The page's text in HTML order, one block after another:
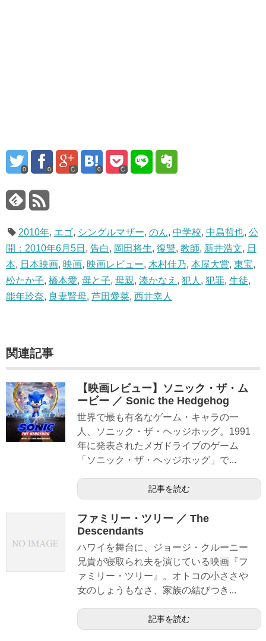
0 0 0
2010年, エゴ, シングルマザー, のん, 中学校, 中島哲也, 公
開：2010年6月5日 , 告白, 岡田将生, 復讐, 教師, 新井浩文, 日
本, 日本映画, 映画, 映画レビュー, 木村佳乃, 本屋大賞, 東宝,
松たか子, 橋本愛, 母と子, 母親, 湊かなえ , 犯人 , 犯罪, 生徒,
能年玲奈, 良妻賢母, 芦田愛菜, 西井幸人
関連記事
【映画レビュー】ソニック・ザ・ム
ービー ／ Sonic the Hedgehog
世界で最も有名なゲーム・キャラの一
人、ソニック・ザ・ヘッジホッグ。1991
年に発表されたメガドライブのゲーム
「ソニック・ザ・ヘッジホッグ」で...
記事を読む
ファミリー・ツリー ／ The
Descendants
ハワイを舞台に、ジョージ・クルーニー
兄貴が寝取られ夫を演じている映画『フ
ァミリー・ツリー』。オトコの小ささや
女のしょうもなさ、家族の結びつき...
記事を読む